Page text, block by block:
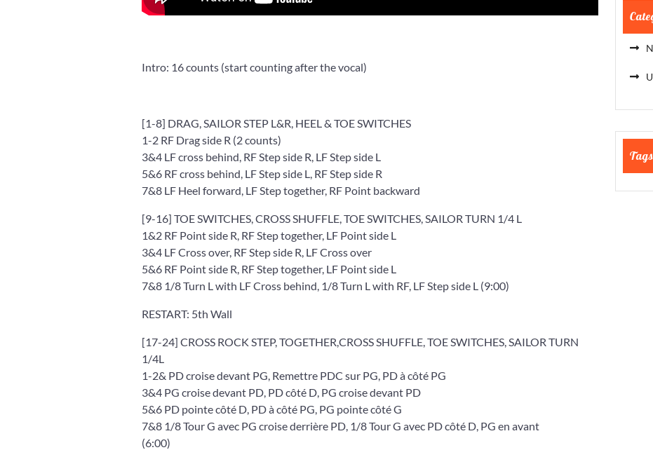
Intro: 16 counts (start counting after the vocal)
[1-8] DRAG, SAILOR STEP L&R, HEEL & TOE SWITCHES
1-2 RF Drag side R (2 counts)
3&4 LF cross behind, RF Step side R, LF Step side L
5&6 RF cross behind, LF Step side L, RF Step side R
7&8 LF Heel forward, LF Step together, RF Point backward
[9-16] TOE SWITCHES, CROSS SHUFFLE, TOE SWITCHES, SAILOR TURN 1/4 L
1&2 RF Point side R, RF Step together, LF Point side L
3&4 LF Cross over, RF Step side R, LF Cross over
5&6 RF Point side R, RF Step together, LF Point side L
7&8 1/8 Turn L with LF Cross behind, 1/8 Turn L with RF, LF Step side L (9:00)
RESTART: 5th Wall
[17-24] CROSS ROCK STEP, TOGETHER,CROSS SHUFFLE, TOE SWITCHES, SAILOR TURN
1/4L
1-2& PD croise devant PG, Remettre PDC sur PG, PD à côté PG
3&4 PG croise devant PD, PD côté D, PG croise devant PD
5&6 PD pointe côté D, PD à côté PG, PG pointe côté G
7&8 1/8 Tour G avec PG croise derrière PD, 1/8 Tour G avec PD côté D, PG en avant
(6:00)
Tags